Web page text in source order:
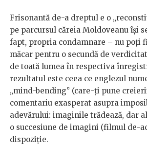
Frisonantă de-a dreptul e o
pe parcursul căreia Moldoveanu își
fapt, propria condamnare – nu poți
măcar pentru o secundă de
de toată lumea în respectiva
rezultatul este ceea ce englezul
„mind-bending” (care-ți pune
comentariu exasperat asupra
adevărului: imaginile trădează, dar
o succesiune de imagini (filmul de-
dispoziție.